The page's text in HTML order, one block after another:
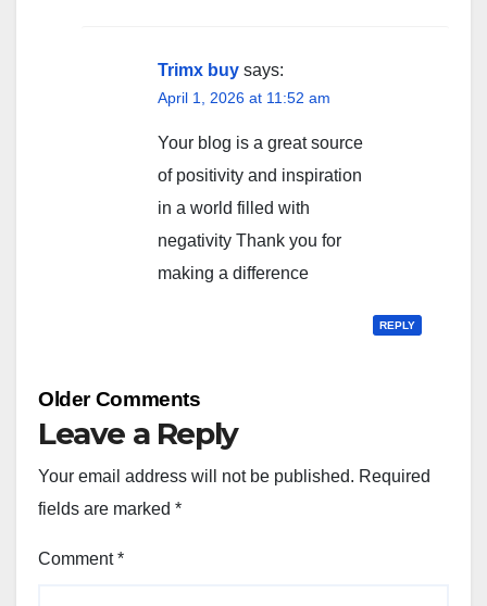
Trimx buy says:
April 1, 2026 at 11:52 am
Your blog is a great source
of positivity and inspiration
in a world filled with
negativity Thank you for
making a difference
REPLY
Comment
Older Comments
Leave a Reply
Your email address will not be published. Required
fields are marked *
Comment*